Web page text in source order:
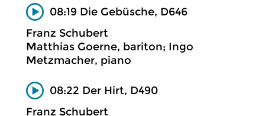
08:19 Die Gebüsche, D646
Franz Schubert
Matthias Goerne, bariton; Ingo
Metzmacher, piano
08:22 Der Hirt, D490
Franz Schubert